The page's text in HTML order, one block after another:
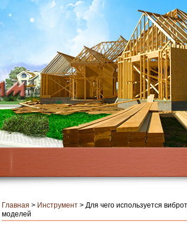
Главная > Инструмент > Для чего используется
моделей